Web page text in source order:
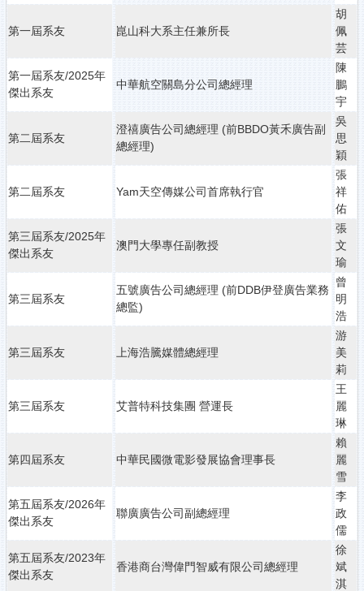
第一屆系友 崑山科大系主任兼所長
胡
佩
芸
第一屆系友/2025年
傑出系友
中華航空關島分公司總經理
陳
鵬
宇
第二屆系友
澄禧廣告公司總經理 (前BBDO黃禾廣告副
總經理)
吳
思
穎
第二屆系友 Yam天空傳媒公司首席執行官
張
祥
佑
第三屆系友/2025年
傑出系友
澳門大學專任副教授
張
文
瑜
第三屆系友
五號廣告公司總經理 (前DDB伊登廣告業務
總監)
曾
明
浩
第三屆系友 上海浩騰媒體總經理
游
美
莉
第三屆系友 艾普特科技集團 營運長
王
麗
琳
第四屆系友 中華民國微電影發展協會理事長
賴
麗
雪
第五屆系友/2026年
傑出系友
聯廣廣告公司副總經理
李
政
儒
第五屆系友/2023年
傑出系友
香港商台灣偉門智威有限公司總經理
徐
斌
淇